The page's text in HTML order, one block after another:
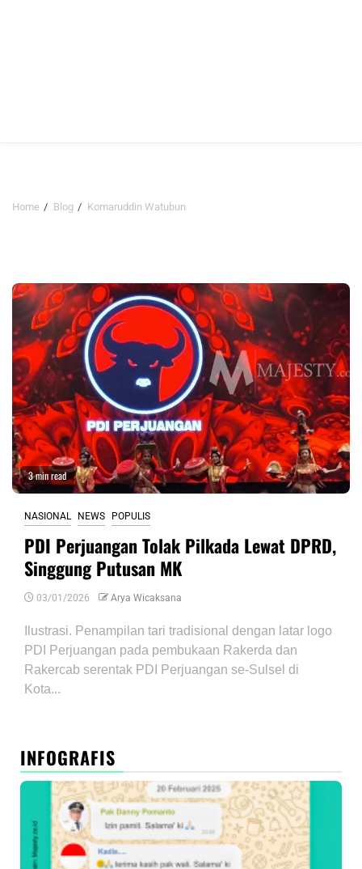
Home Blog Komaruddin Watubun
3 min read
NASIONAL NEWS POPULIS
PDI Perjuangan Tolak Pilkada Lewat DPRD,
Singgung Putusan MK
03/01/2026 Arya Wicaksana
Ilustrasi. Penampilan tari tradisional dengan latar logo
PDI Perjuangan pada pembukaan Rakerda dan
Rakercab serentak PDI Perjuangan se-Sulsel di
Kota...
INFOGRAFIS